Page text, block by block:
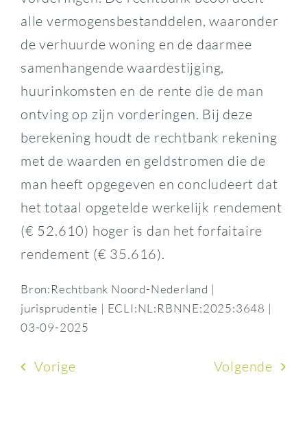
alle vermogensbestanddelen, waaronder
de verhuurde woning en de daarmee
samenhangende waardestijging,
huurinkomsten en de rente die de man
ontving op zijn vorderingen. Bij deze
berekening houdt de rechtbank rekening
met de waarden en geldstromen die de
man heeft opgegeven en concludeert dat
het totaal opgetelde werkelijk rendement
(€ 52.610) hoger is dan het forfaitaire
rendement (€ 35.616).
Bron:Rechtbank Noord-Nederland |
jurisprudentie | ECLI:NL:RBNNE:2025:3648 |
03-09-2025
Vorige Volgende